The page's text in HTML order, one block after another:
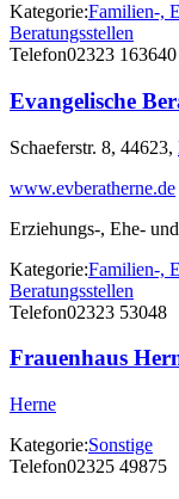
Kategorie:Familien-,
Beratungsstellen
Telefon02323 163640
Evangelische
Schaeferstr. 8, 44623,
www.evberatherne.de
Erziehungs-, Ehe-
Kategorie:Familien-,
Beratungsstellen
Telefon02323 53048
Frauenhaus
Herne
Kategorie:Sonstige
Telefon02325 49875